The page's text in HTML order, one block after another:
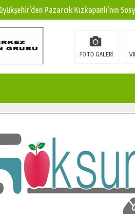
Pazarcık Kızkapanlı’nın
Pazarcık Kırsalına Modern
KSÜ’ye Uluslararası Başarı:
Jandarma Komutanı Karakaya’dan
Yeni Köprüsünde Sona Doğru.
FOTO GALERİ